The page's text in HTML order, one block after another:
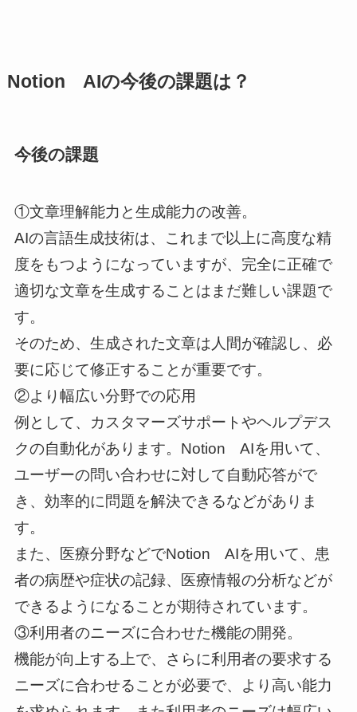
Notion AIの今後の課題は？
今後の課題
①文章理解能力と生成能力の改善。
AIの言語生成技術は、これまで以上に高度な精
度をもつようになっていますが、完全に正確で
適切な文章を生成することはまだ難しい課題で
す。
そのため、生成された文章は人間が確認し、必
要に応じて修正することが重要です。
②より幅広い分野での応用
例として、カスタマーズサポートやヘルプデス
クの自動化があります。Notion AIを用いて、
ユーザーの問い合わせに対して自動応答がで
き、効率的に問題を解決できるなどがありま
す。
また、医療分野などでNotion AIを用いて、患
者の病歴や症状の記録、医療情報の分析などが
できるようになることが期待されています。
③利用者のニーズに合わせた機能の開発。
機能が向上する上で、さらに利用者の要求する
ニーズに合わせることが必要で、より高い能力